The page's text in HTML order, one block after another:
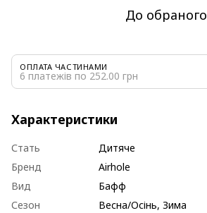
До обраного
ОПЛАТА ЧАСТИНАМИ
6 платежів по 252.00 грн
Характеристики
Стать
Дитяче
Бренд
Airhole
Вид
Бафф
Сезон
Весна/Осінь, Зима